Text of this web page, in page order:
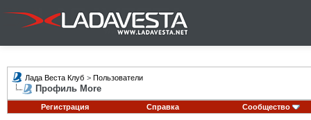
Лада Веста Клуб > Пользователи
Профиль More
Регистрация Справка Сообщество